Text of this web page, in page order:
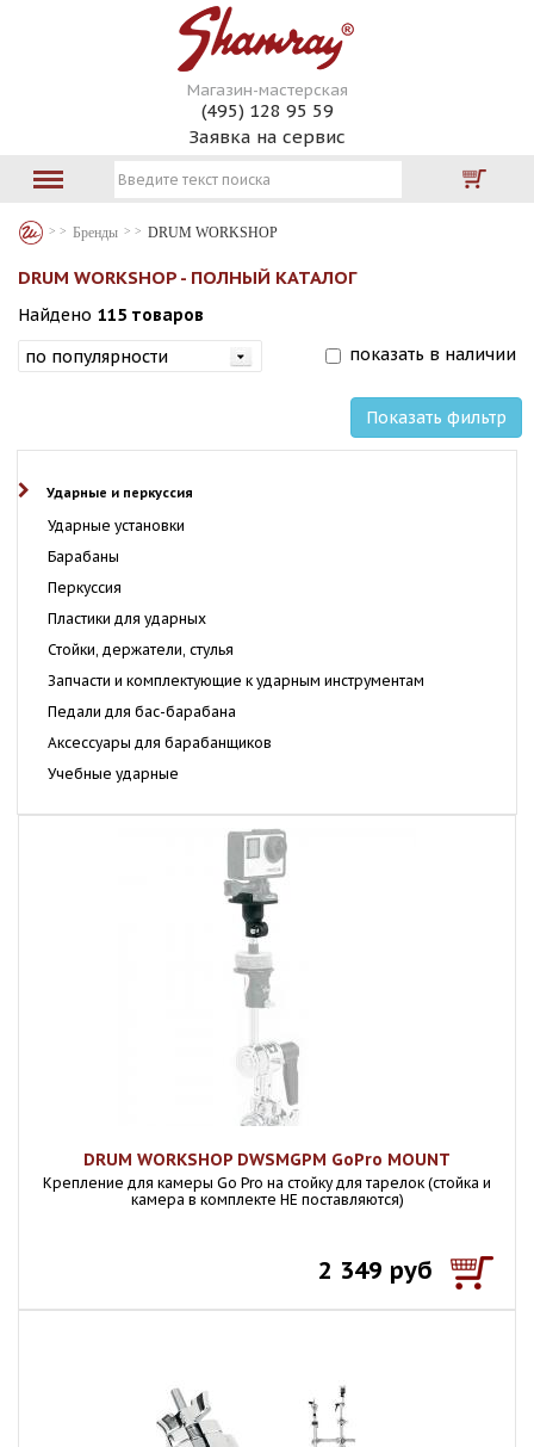
Магазин-мастерская
(495) 128 95 59
Заявка на сервис
Бренды DRUM WORKSHOP
DRUM WORKSHOP - ПОЛНЫЙ КАТАЛОГ
Найдено 115 товаров
показать в наличии
Показать фильтр
Ударные и перкуссия
Ударные установки
Барабаны
Перкуссия
Пластики для ударных
Стойки, держатели, стулья
Запчасти и комплектующие к ударным инструментам
Педали для бас-барабана
Аксессуары для барабанщиков
Учебные ударные
DRUM WORKSHOP DWSMGPM GoPro MOUNT
Крепление для камеры Go Pro на стойку для тарелок (стойка и
камера в комплекте НЕ поставляются)
2 349 руб